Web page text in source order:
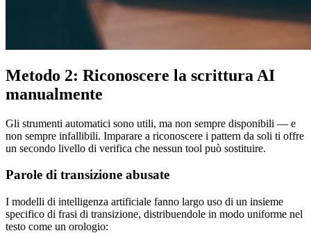
Metodo 2: Riconoscere la scrittura AI
manualmente
Gli strumenti automatici sono utili, ma non sempre disponibili — e
non sempre infallibili. Imparare a riconoscere i pattern da soli ti offre
un secondo livello di verifica che nessun tool può sostituire.
Parole di transizione abusate
I modelli di intelligenza artificiale fanno largo uso di un insieme
specifico di frasi di transizione, distribuendole in modo uniforme nel
testo come un orologio: